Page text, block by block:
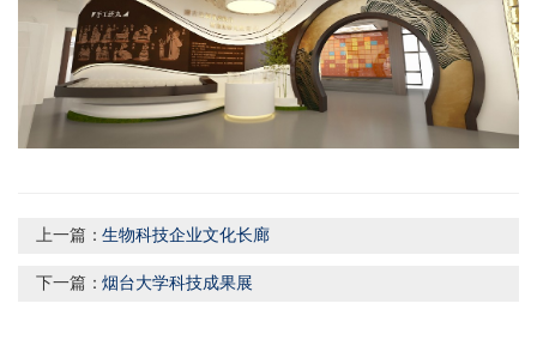
上一篇：生物科技企业文化长廊
下一篇：烟台大学科技成果展